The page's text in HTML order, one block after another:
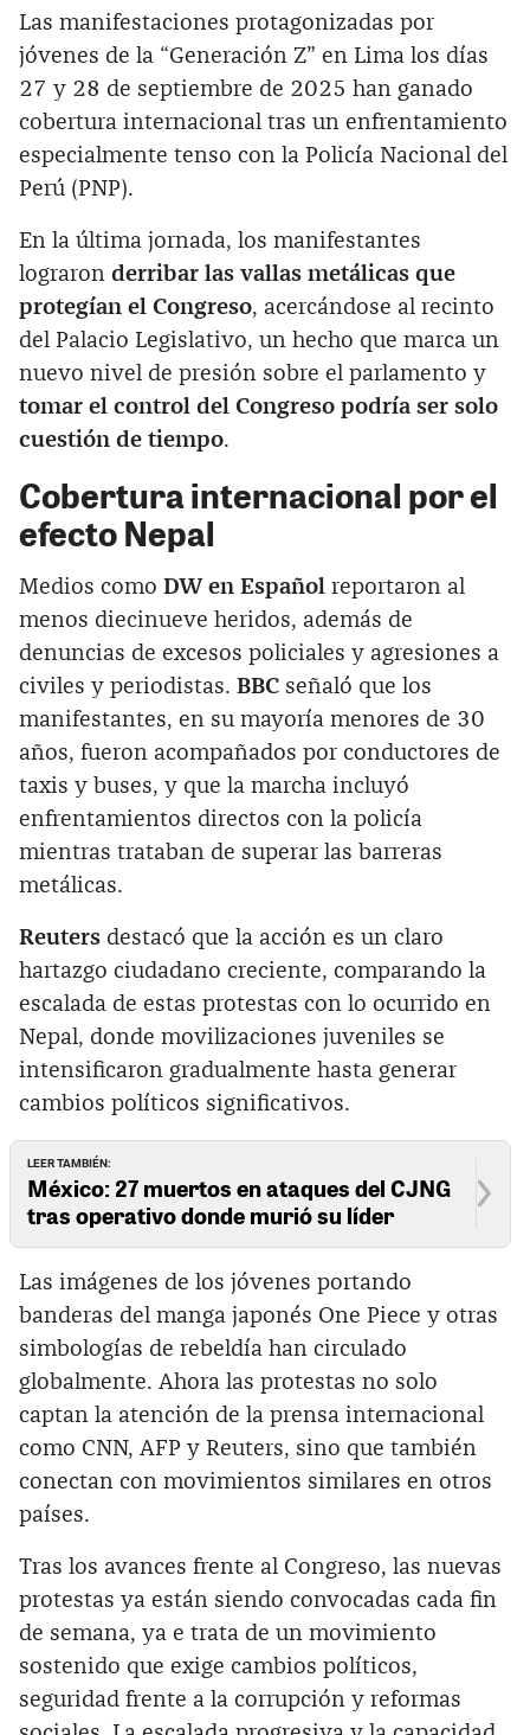
Las manifestaciones protagonizadas por
jóvenes de la “Generación Z” en Lima los días
27 y 28 de septiembre de 2025 han ganado
cobertura internacional tras un enfrentamiento
especialmente tenso con la Policía Nacional del
Perú (PNP).
En la última jornada, los manifestantes
lograron derribar las vallas metálicas que
protegían el Congreso, acercándose al recinto
del Palacio Legislativo, un hecho que marca un
nuevo nivel de presión sobre el parlamento y
tomar el control del Congreso podría ser solo
cuestión de tiempo.
Cobertura internacional por el
efecto Nepal
Medios como DW en Español reportaron al
menos diecinueve heridos, además de
denuncias de excesos policiales y agresiones a
civiles y periodistas. BBC señaló que los
manifestantes, en su mayoría menores de 30
años, fueron acompañados por conductores de
taxis y buses, y que la marcha incluyó
enfrentamientos directos con la policía
mientras trataban de superar las barreras
metálicas.
Reuters destacó que la acción es un claro
hartazgo ciudadano creciente, comparando la
escalada de estas protestas con lo ocurrido en
Nepal, donde movilizaciones juveniles se
intensificaron gradualmente hasta generar
cambios políticos significativos.
LEER TAMBIÉN:
México: 27 muertos en ataques del CJNG
tras operativo donde murió su líder
Las imágenes de los jóvenes portando
banderas del manga japonés One Piece y otras
simbologías de rebeldía han circulado
globalmente. Ahora las protestas no solo
captan la atención de la prensa internacional
como CNN, AFP y Reuters, sino que también
conectan con movimientos similares en otros
países.
Tras los avances frente al Congreso, las nuevas
protestas ya están siendo convocadas cada fin
de semana, ya e trata de un movimiento
sostenido que exige cambios políticos,
seguridad frente a la corrupción y reformas